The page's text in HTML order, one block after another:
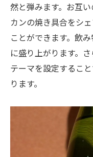
然と弾みます。お互
カンの焼き具合をシ
ことができます。飲
に盛り上がります。
テーマを設定するこ
ります。